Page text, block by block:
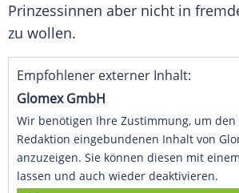
Prinzessinnen aber nicht in
zu wollen.
Empfohlener externer Inhalt:
Glomex GmbH
Wir benötigen Ihre Zustimmung, um
Redaktion eingebundenen Inhalt von
anzuzeigen. Sie können diesen mit
lassen und auch wieder deaktivieren.